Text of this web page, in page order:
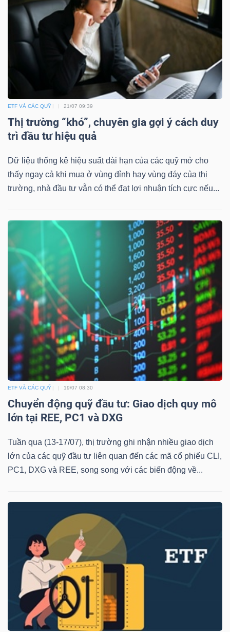
ETF VÀ CÁC QUỸ 21/07 09:39
Thị trường “khó”, chuyên gia gợi ý cách duy
trì đầu tư hiệu quả
Dữ liệu thống kê hiệu suất dài hạn của các quỹ mở cho
thấy ngay cả khi mua ở vùng đỉnh hay vùng đáy của thị
trường, nhà đầu tư vẫn có thể đạt lợi nhuận tích cực nếu...
ETF VÀ CÁC QUỸ 19/07 08:30
Chuyển động quỹ đầu tư: Giao dịch quy mô
lớn tại REE, PC1 và DXG
Tuần qua (13-17/07), thị trường ghi nhận nhiều giao dịch
lớn của các quỹ đầu tư liên quan đến các mã cổ phiếu CLI,
PC1, DXG và REE, song song với các biến động về...